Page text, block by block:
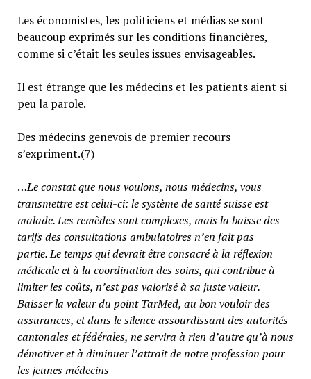
Les économistes, les politiciens et médias se sont
beaucoup exprimés sur les conditions financières,
comme si c’était les seules issues envisageables.
Il est étrange que les médecins et les patients aient si
peu la parole.
Des médecins genevois de premier recours
s’expriment.(7)
…Le constat que nous voulons, nous médecins, vous
transmettre est celui-ci: le système de santé suisse est
malade. Les remèdes sont complexes, mais la baisse des
tarifs des consultations ambulatoires n’en fait pas
partie.Le temps qui devrait être consacré à la réflexion
médicale et à la coordination des soins, qui contribue à
limiter les coûts, n’est pas valorisé à sa juste valeur.
Baisser la valeur du point TarMed, au bon vouloir des
assurances, et dans le silence assourdissant des autorités
cantonales et fédérales, ne servira à rien d’autre qu’à nous
démotiver et à diminuer l’attrait de notre profession pour
les jeunes médecins